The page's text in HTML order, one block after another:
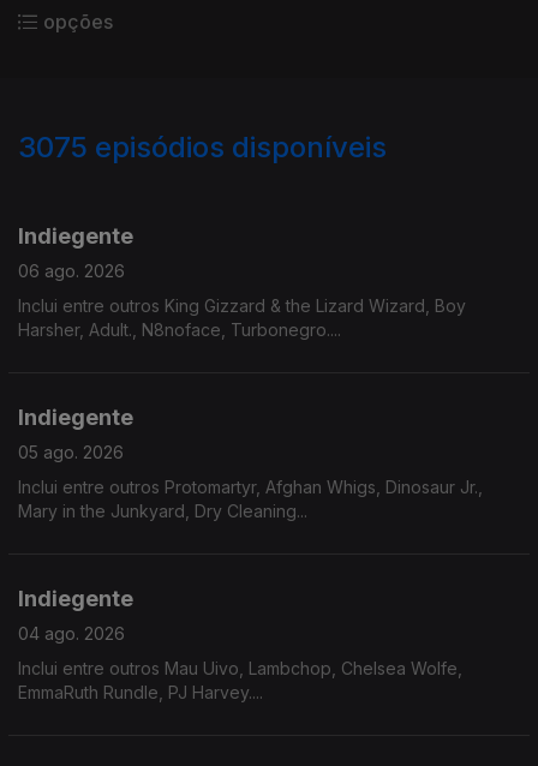
opções
3075 episódios disponíveis
Indiegente
06 ago. 2026
Inclui entre outros King Gizzard & the Lizard Wizard, Boy
Harsher, Adult., N8noface, Turbonegro....
Indiegente
05 ago. 2026
Inclui entre outros Protomartyr, Afghan Whigs, Dinosaur Jr.,
Mary in the Junkyard, Dry Cleaning...
Indiegente
04 ago. 2026
Inclui entre outros Mau Uivo, Lambchop, Chelsea Wolfe,
EmmaRuth Rundle, PJ Harvey....